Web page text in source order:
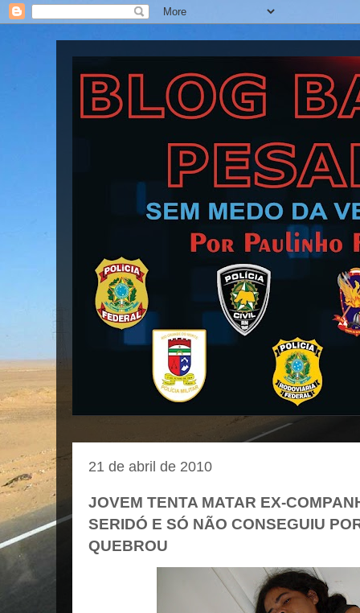
Blog Barra Pesada
21 de abril de 2010
JOVEM TENTA MATAR EX-
SERIDÓ E SÓ NÃO CONSEGUIU
QUEBROU